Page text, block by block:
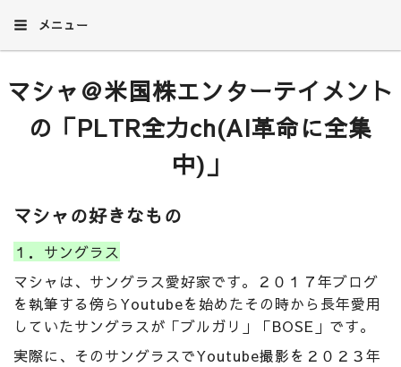
メニュー
マシャ＠米国株エンターテイメント
の「PLTR全力ch(AI革命に全集
中)」
マシャの好きなもの
１．サングラス
マシャは、サングラス愛好家です。２０１７年ブログ
を執筆する傍らYoutubeを始めたその時から長年愛用
していたサングラスが「ブルガリ」「BOSE」です。
実際に、そのサングラスでYoutube撮影を２０２３年